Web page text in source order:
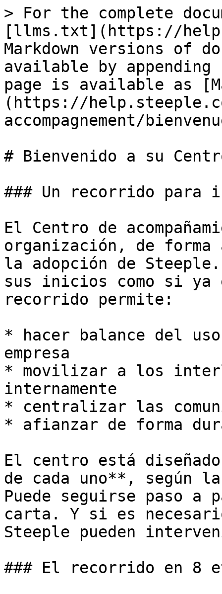
> For the complete
[llms.txt](https://
Markdown versions of
available by
page is available as
(https://
accompagnement/
# Bienvenido a su
### Un recorrido para
El Centro de
organización, de forma
la adopción de
sus inicios como si ya
recorrido permite:
* hacer balance del
empresa
* movilizar a los
internamente
* centralizar las
* afianzar de forma
El centro está
de cada uno**, según
Puede seguirse paso a
carta. Y si es
Steeple pueden
### El recorrido en 8